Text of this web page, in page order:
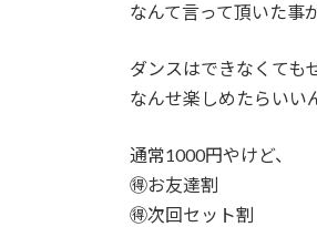
なんて言って頂いた事
ダンスはできなくても
なんせ楽しめたらいい
通常1000円やけど、
🉐お友達割
🉐次回セット割